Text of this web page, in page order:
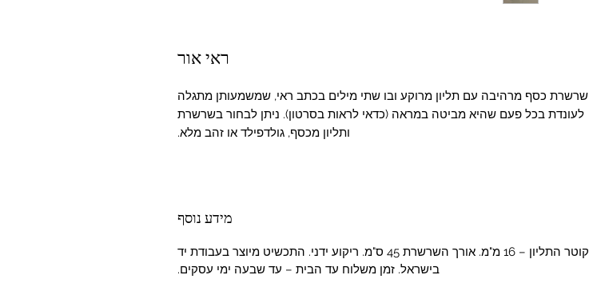
ראי אור
שרשרת כסף מרהיבה עם תליון מרוקע ובו שתי מילים בכתב ראי, שמשמעותן מתגלה
לעונדת בכל פעם שהיא מביטה במראה (כדאי לראות בסרטון). ניתן לבחור בשרשרת
ותליון מכסף, גולדפילד או זהב מלא.
מידע נוסף
קוטר התליון – 16 מ"מ. אורך השרשרת 45 ס"מ. ריקוע ידני. התכשיט מיוצר בעבודת יד
בישראל. זמן משלוח עד הבית – עד שבעה ימי עסקים.